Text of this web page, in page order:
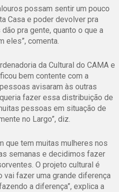
possam sentir um pouco
Casa e poder devolver pra
pra gente, quanto o que a
eles”, comenta.
da Cultural do CAMA e
bem contente com a
avisaram às outras
fazer essa distribuição de
pessoas em situação de
no Largo”, diz.
que tem muitas mulheres nos
semanas e decidimos fazer
O projeto cultural é
vai fazer uma grande diferença
a diferença”, explica a